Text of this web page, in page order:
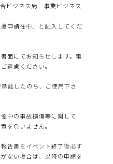
ビジネス局 事業ビジネス
申請在中」と記入してくだ
面にてお知らせします。電
遠慮ください。
認したのち、ご使用下さ
中の事故損傷等に関して
を負いません。
告書をイベント終了後必ず
ない場合は、以降の申請を